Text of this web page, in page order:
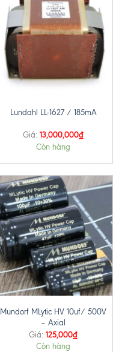
Lundahl LL-1627 / 185mA
Giá: 13,000,000₫
Còn hàng
Mundorf MLytic HV 10uf/ 500V
– Axial
Giá: 125,000₫
Còn hàng